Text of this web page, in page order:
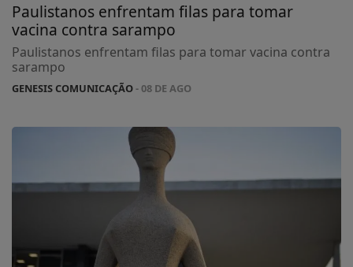
Paulistanos enfrentam filas para tomar
vacina contra sarampo
Paulistanos enfrentam filas para tomar vacina contra
sarampo
GENESIS COMUNICAÇÃO- 08 DE AGO